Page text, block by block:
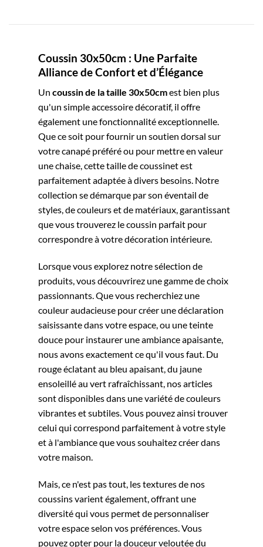
Coussin 30x50cm : Une Parfaite
Alliance de Confort et d’Élégance
Un coussin de la taille 30x50cmest bien plus
qu'un simple accessoire décoratif, il offre
également une fonctionnalité exceptionnelle.
Que ce soit pour fournir un soutien dorsal sur
votre canapé préféré ou pour mettre en valeur
une chaise, cette taille de coussinet est
parfaitement adaptée à divers besoins. Notre
collection se démarque par son éventail de
styles, de couleurs et de matériaux, garantissant
que vous trouverez le coussin parfait pour
correspondre à votre décoration intérieure.
Lorsque vous explorez notre sélection de
produits, vous découvrirez une gamme de choix
passionnants. Que vous recherchiez une
couleur audacieuse pour créer une déclaration
saisissante dans votre espace, ou une teinte
douce pour instaurer une ambiance apaisante,
nous avons exactement ce qu'il vous faut. Du
rouge éclatant au bleu apaisant, du jaune
ensoleillé au vert rafraîchissant, nos articles
sont disponibles dans une variété de couleurs
vibrantes et subtiles. Vous pouvez ainsi trouver
celui qui correspond parfaitement à votre style
et à l'ambiance que vous souhaitez créer dans
votre maison.
Mais, ce n'est pas tout, les textures de nos
coussins varient également, offrant une
diversité qui vous permet de personnaliser
votre espace selon vos préférences. Vous
pouvez opter pour la douceur veloutée du